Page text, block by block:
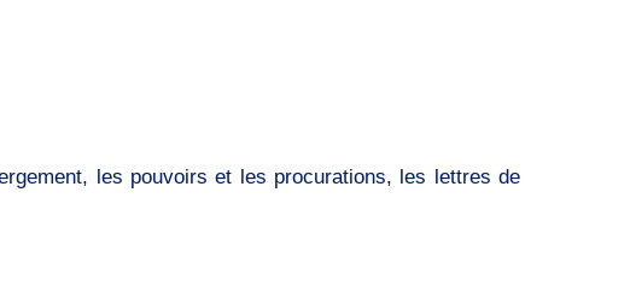
les pouvoirs et les procurations, les lettres de